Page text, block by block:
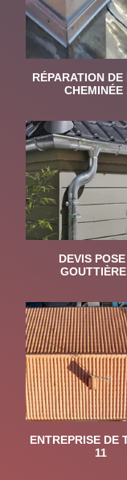
RÉPARATION DE
CHEMINÉE
DEVIS
ENTREPRISE DE
11